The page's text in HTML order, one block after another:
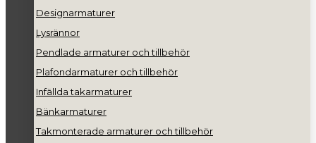
Designarmaturer
Lysrännor
Pendlade armaturer och tillbehör
Plafondarmaturer och tillbehör
Infällda takarmaturer
Bänkarmaturer
Takmonterade armaturer och tillbehör